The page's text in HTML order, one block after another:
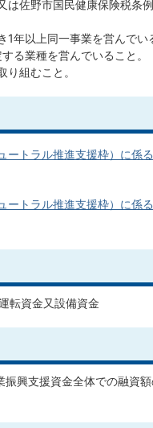
は佐野市国民健康保険税条
年以上同一事業を営んでい
る業種を営んでいること。
組むこと。
ートラル推進支援枠）に係
ートラル推進支援枠）に係
転資金又設備資金
興支援資金全体での融資